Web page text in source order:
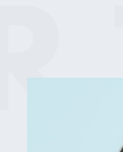
PRODUCTS